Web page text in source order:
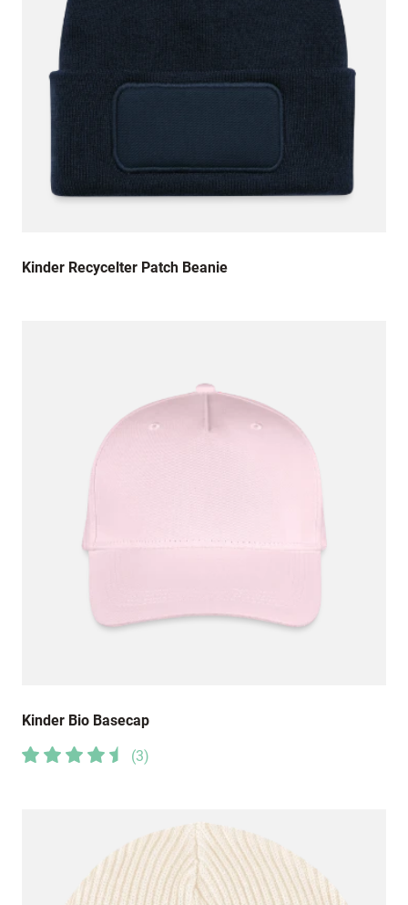
Kinder Recycelter Patch Beanie
Kinder Bio Basecap
(3)